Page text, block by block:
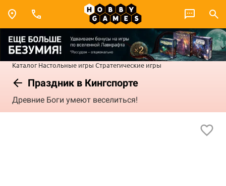
Каталог Настольные игры Стратегические игры
Праздник в Кингспорте
Древние Боги умеют веселиться!